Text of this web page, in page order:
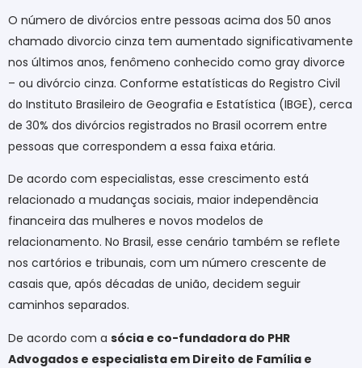
O número de divórcios entre pessoas acima dos 50 anos
chamado divorcio cinza tem aumentado significativamente
nos últimos anos, fenômeno conhecido como gray divorce
– ou divórcio cinza. Conforme estatísticas do Registro Civil
do Instituto Brasileiro de Geografia e Estatística (IBGE), cerca
de 30% dos divórcios registrados no Brasil ocorrem entre
pessoas que correspondem a essa faixa etária.
De acordo com especialistas, esse crescimento está
relacionado a mudanças sociais, maior independência
financeira das mulheres e novos modelos de
relacionamento. No Brasil, esse cenário também se reflete
nos cartórios e tribunais, com um número crescente de
casais que, após décadas de união, decidem seguir
caminhos separados.
De acordo com a sócia e co-fundadora do PHR
Advogados e especialista em Direito de Família e